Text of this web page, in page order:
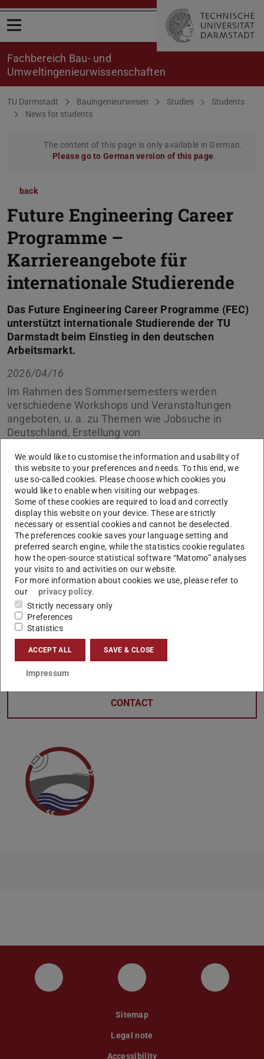
Open menu
Fachbereich Bau- und
Umweltingenieurwissenschaften
You are here:
TU Darmstadt Bauingenieurwesen Studies
Students
News for students
The content of this page is only available in German.
Please go to German version of this page.
back
Future Engineering Career
Programme –
Karriereangebote für
internationale Studierende
Das Future Engineering Career Programme (FEC)
unterstützt internationale Studierende der TU
Darmstadt beim Einstieg in den deutschen
Arbeitsmarkt.
2026/04/16
Im Rahmen des Sommersemesters werden
verschiedene Workshops und Veranstaltungen
angeboten, u. a. zu Themen wie Jobsuche in
Deutschland, Erstellung von
Vorstellungsgesprächen.
Das Angebot umfasst:
Workshops zu Jobsuche, Bewerbung und
Karriereentwicklung
Unterstützung bei CV, Anschreiben und
Bewerbungsgesprächen
Interkulturelle Trainings (z. B. Planspiel Megacities – 3
CP möglich)
Persönliche Beratung im International Career Counter
(wöchentlich, ohne Anmeldung)
Alle Termine, Anmeldelinks und weiteren Informationen
finden Sie bei auf
International
CONTACT
Instagram YouTube
Sitemap
Legal note
Accessibility
We would like to customise the information and usability of
this website to your preferences and needs. To this end, we
use so-called cookies. Please choose which cookies you
would like to enable when visiting our webpages.
Some of these cookies are required to load and correctly
display this website on your device. These are strictly
necessary or essential cookies and cannot be deselected.
The preferences cookie saves your language setting and
preferred search engine, while the statistics cookie regulates
how the open-source statistical software “Matomo” analyses
your visits to and activities on our website.
For more information about cookies we use, please refer to
our
privacy policy.
Strictly necessary only
Preferences
Statistics
ACCEPT ALL SAVE & CLOSE
Impressum